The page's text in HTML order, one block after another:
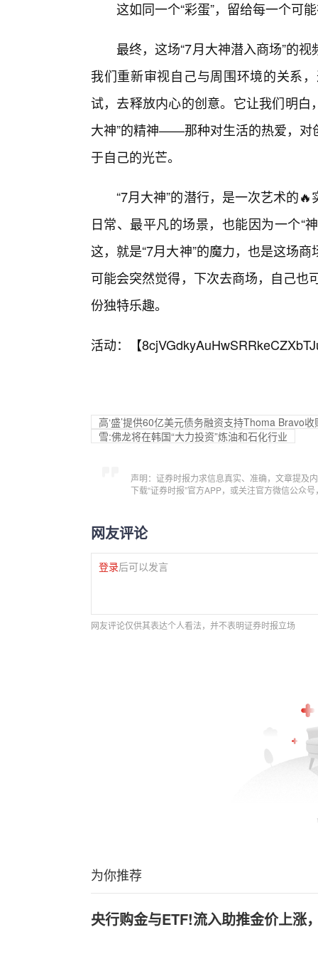
这如同一个“彩蛋”，留给每一个可
最终，这场“7月大神潜入商场”的
我们重新审视自己与周围环境的关系
试，去释放内心的创意。它让我们明
大神”的精神——那种对生活的热爱，
于自己的光芒。
“7月大神”的潜行，是一次艺术的
日常、最平凡的场景，也能因为一个“
这，就是“7月大神”的魔力，也是这场
可能会突然觉得，下次去商场，自己也
份独特乐趣。
活动：【
高‘盛’提供60亿美元债务融资支持Thoma Bravo
雪:佛龙将在韩国“大力投资”炼油和石化行业
声明：证券时报力求信息真实、准确，文章提及
下载“证券时报”官方APP，或关注官方微信公众
网友评论
登录后可以发言
网友评论仅供其表达个人看法，并不表明证券时报立场
为你推荐
央行购金与ETF!流入助推金价上涨